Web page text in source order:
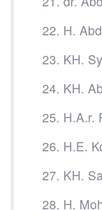
22. H.
23. KH.
24. KH.
25. H.A.r.
26. H.E.
27. KH.
28. H.